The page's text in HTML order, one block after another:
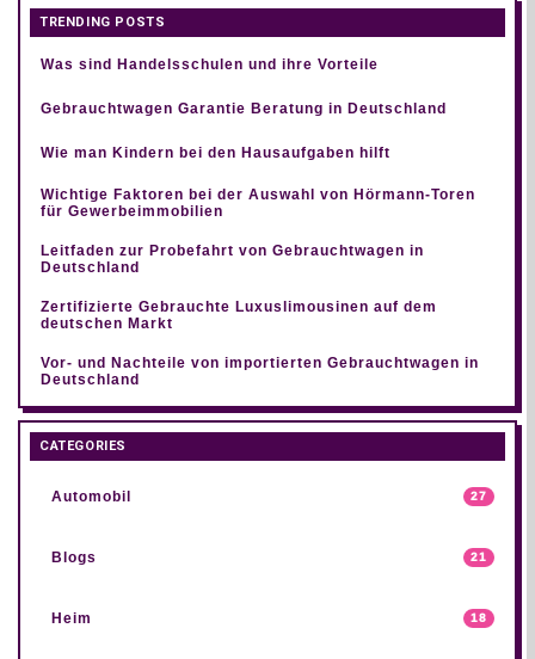
TRENDING POSTS
Was sind Handelsschulen und ihre Vorteile
Gebrauchtwagen Garantie Beratung in Deutschland
Wie man Kindern bei den Hausaufgaben hilft
Wichtige Faktoren bei der Auswahl von Hörmann-Toren
für Gewerbeimmobilien
Leitfaden zur Probefahrt von Gebrauchtwagen in
Deutschland
Zertifizierte Gebrauchte Luxuslimousinen auf dem
deutschen Markt
Vor- und Nachteile von importierten Gebrauchtwagen in
Deutschland
CATEGORIES
Automobil 27
Blogs 21
Heim 18